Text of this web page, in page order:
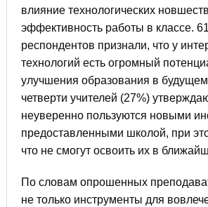
влияние технологических
эффективность работы в классе.
респондентов признали, что у
технологий есть огромный
улучшения образования в
четверти учителей (27%)
неуверенно пользуются новыми
предоставленными школой, при
что не смогут освоить их в
По словам опрошенных
не только инструменты для